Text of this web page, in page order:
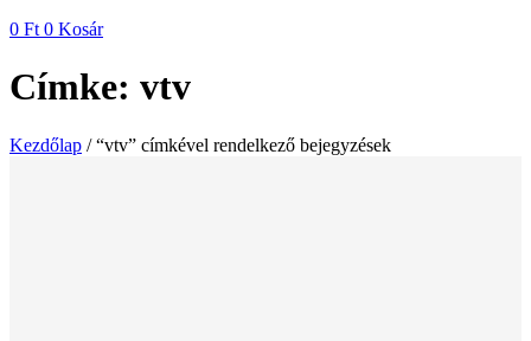
0 Ft 0 Kosár
Címke: vtv
Kezdőlap / “vtv” címkével rendelkező bejegyzések